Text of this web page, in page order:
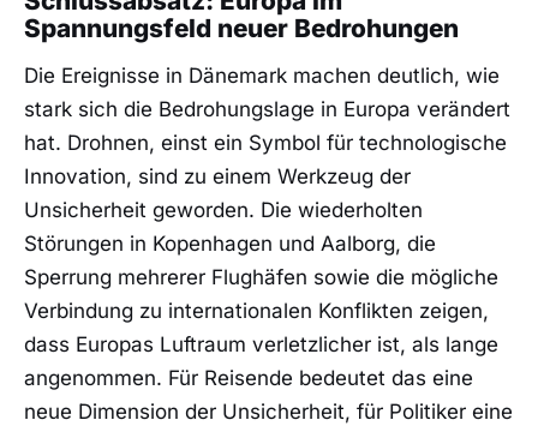
Spannungsfeld neuer Bedrohungen
Die Ereignisse in Dänemark machen deutlich, wie
stark sich die Bedrohungslage in Europa verändert
hat. Drohnen, einst ein Symbol für technologische
Innovation, sind zu einem Werkzeug der
Unsicherheit geworden. Die wiederholten
Störungen in Kopenhagen und Aalborg, die
Sperrung mehrerer Flughäfen sowie die mögliche
Verbindung zu internationalen Konflikten zeigen,
dass Europas Luftraum verletzlicher ist, als lange
angenommen. Für Reisende bedeutet das eine
neue Dimension der Unsicherheit, für Politiker eine